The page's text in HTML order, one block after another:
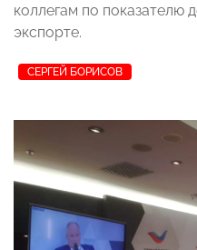
коллегам по
экспорте.
СЕРГЕЙ БОРИСОВ